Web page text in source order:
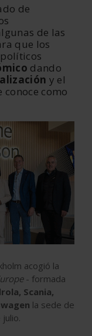
de
de las
que los
dando
y el
conoce como
acogió la
- formada
Scania,
la sede de